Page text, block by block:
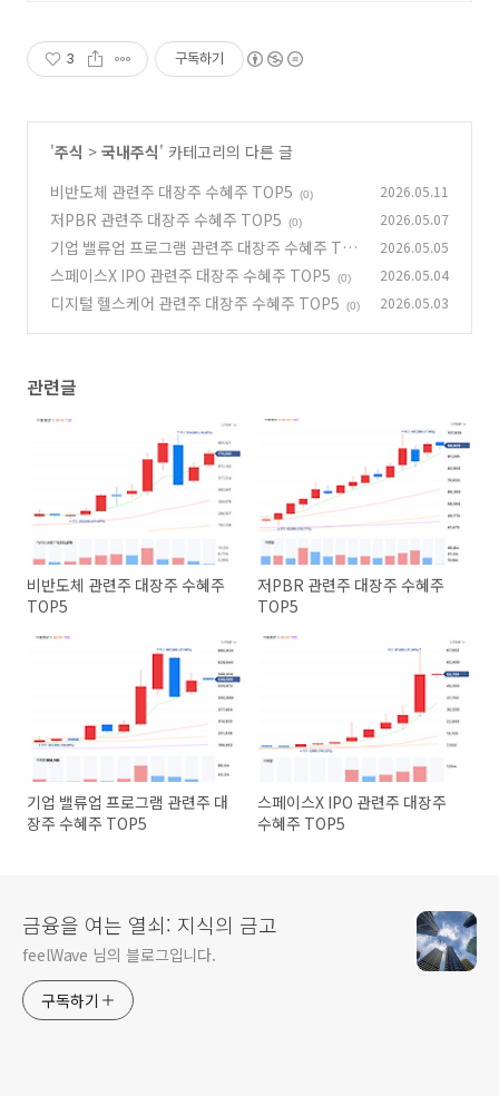
3 구독하기
'주식 > 국내주식' 카테고리의 다른 글
비반도체 관련주 대장주 수혜주 TOP5
(0) 2026.05.11
저PBR 관련주 대장주 수혜주 TOP5 (0) 2026.05.07
기업 밸류업 프로그램 관련주 대장주 수혜주 TO
P5
(0)
2026.05.05
스페이스X IPO 관련주 대장주 수혜주 TOP5 (0) 2026.05.04
디지털 헬스케어 관련주 대장주 수혜주 TOP5 (0) 2026.05.03
관련글
비반도체 관련주 대장주 수혜주
TOP5
저PBR 관련주 대장주 수혜주
TOP5
기업 밸류업 프로그램 관련주 대
장주 수혜주 TOP5
스페이스X IPO 관련주 대장주
수혜주 TOP5
금융을 여는 열쇠: 지식의 금고
feelWave 님의 블로그입니다.
구독하기